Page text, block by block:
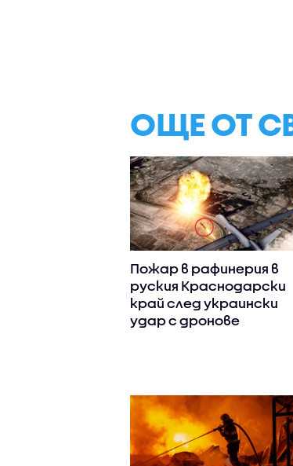
ОЩЕ ОТ
Пожар в рафинерия в
руския Краснодарски
край след украински
удар с дронове